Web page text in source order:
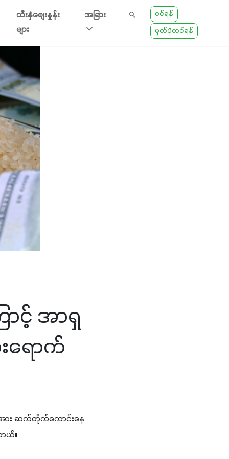
သီးနှံစျေးနှုန်း
များ
အခြား
ဝင်ရန်
မှတ်ပုံတင်ရန်
ာင့် အာရှ
ရောက်
ား ဆက်တိုက်ကောင်းနေ
ယ်။